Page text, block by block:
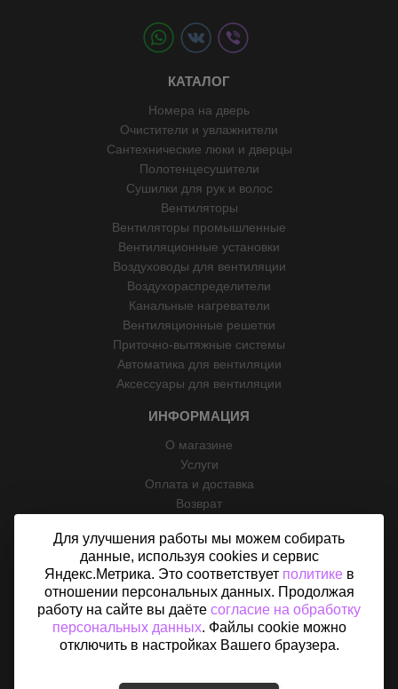
КАТАЛОГ
Номера на дверь
Очистители и увлажнители
Сантехнические люки и дверцы
Полотенцесушители
Сушилки для рук и волос
Вентиляторы
Вентиляторы промышленные
Вентиляционные установки
Воздуховоды для вентиляции
Воздухораспределители
Канальные нагреватели
Вентиляционные решетки
Приточно-вытяжные системы
Автоматика для вентиляции
Аксессуары для вентиляции
ИНФОРМАЦИЯ
О магазине
Услуги
Оплата и доставка
Возврат
Контакты
Политика конфиденциальности
Согласие на обработку персональных данных
Карта сайта
Для улучшения работы мы можем собирать
данные, используя cookies и сервис
Яндекс.Метрика. Это соответствует политикев
отношении персональных данных. Продолжая
работу на сайте вы даёте согласие на обработку
персональных данных. Файлы cookie можно
отключить в настройках Вашего браузера.